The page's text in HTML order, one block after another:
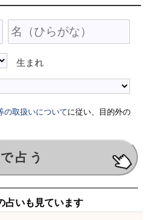
生まれ
の取扱いについてに従い、目的外の
占いも見ています